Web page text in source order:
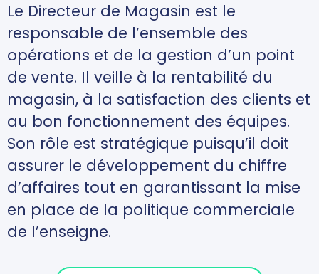
Le Directeur de Magasin est le
responsable de l’ensemble des
opérations et de la gestion d’un point
de vente. Il veille à la rentabilité du
magasin, à la satisfaction des clients et
au bon fonctionnement des équipes.
Son rôle est stratégique puisqu’il doit
assurer le développement du chiffre
d’affaires tout en garantissant la mise
en place de la politique commerciale
de l’enseigne.